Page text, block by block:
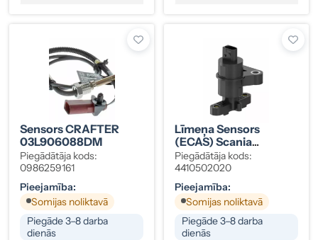
Sensors CRAFTER
03L906088DM
Piegādātāja kods:
0986259161
Pieejamība:
Somijas noliktavā
Piegāde 3–8 darba
dienās
Līmeņa Sensors
(ECAS) Scania
1889797
Piegādātāja kods:
4410502020
Pieejamība:
Somijas noliktavā
Piegāde 3–8 darba
dienās